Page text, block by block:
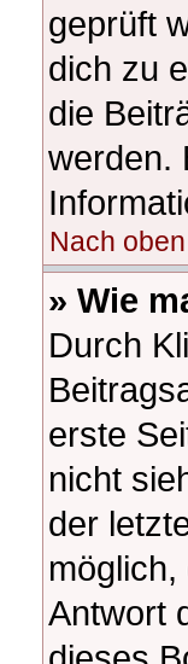
geprüft
dich zu
die
werden.
Nach oben
» Wie
Durch
erste
nicht
der
Antwort